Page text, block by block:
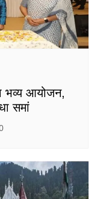
भव्य आयोजन,
समां